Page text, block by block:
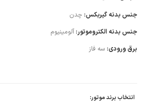
جنس بدنه گیربکس: چدن
جنس بدنه الکتروموتور: آلومینیوم
برق ورودی: سه فاز
انتخاب برند موتور: